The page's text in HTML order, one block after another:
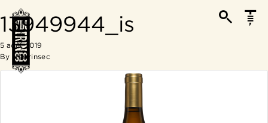
13949944_is
5 août 2019
By
Vintrinsec